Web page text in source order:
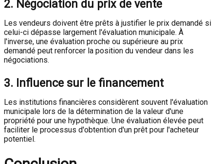
2. Négociation du prix de vente
Les vendeurs doivent être prêts à justifier le prix demandé si
celui-ci dépasse largement l'évaluation municipale. À
l'inverse, une évaluation proche ou supérieure au prix
demandé peut renforcer la position du vendeur dans les
négociations.
3. Influence sur le financement
Les institutions financières considèrent souvent l'évaluation
municipale lors de la détermination de la valeur d'une
propriété pour une hypothèque. Une évaluation élevée peut
faciliter le processus d'obtention d'un prêt pour l'acheteur
potentiel.